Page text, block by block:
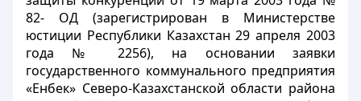
82- ОД (зарегистрирован в Министерстве
юстиции Республики Казахстан 29 апреля 2003
года № 2256), на основании заявки
государственного коммунального предприятия
«Енбек» Северо-Казахстанской области района